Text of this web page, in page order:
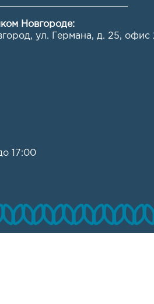
Новгороде:
ул. Германа, д. 25, офис
17:00